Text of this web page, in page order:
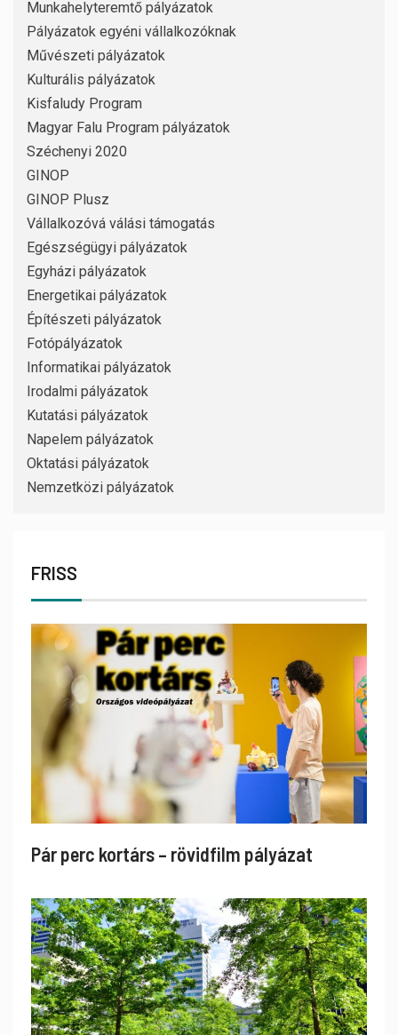
Munkahelyteremtő pályázatok
Pályázatok egyéni vállalkozóknak
Művészeti pályázatok
Kulturális pályázatok
Kisfaludy Program
Magyar Falu Program pályázatok
Széchenyi 2020
GINOP
GINOP Plusz
Vállalkozóvá válási támogatás
Egészségügyi pályázatok
Egyházi pályázatok
Energetikai pályázatok
Építészeti pályázatok
Fotópályázatok
Informatikai pályázatok
Irodalmi pályázatok
Kutatási pályázatok
Napelem pályázatok
Oktatási pályázatok
Nemzetközi pályázatok
FRISS
Pár perc kortárs – rövidfilm pályázat